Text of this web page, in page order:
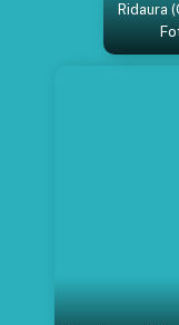
Ridaura